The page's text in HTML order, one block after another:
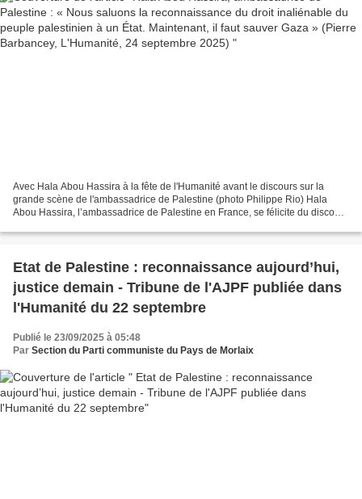
Avec Hala Abou Hassira à la fête de l'Humanité avant le discours sur la
grande scène de l'ambassadrice de Palestine (photo Philippe Rio) Hala
Abou Hassira, l’ambassadrice de Palestine en France, se félicite du discours
Etat de Palestine : reconnaissance aujourd’hui,
justice demain - Tribune de l'AJPF publiée dans
l'Humanité du 22 septembre
Publié le 23/09/2025 à 05:48
Par Section du Parti communiste du Pays de Morlaix